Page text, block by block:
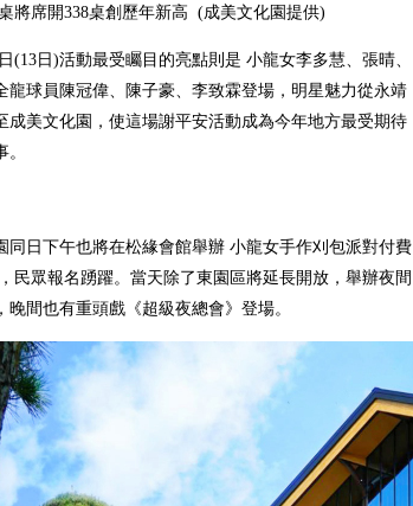
將席開338桌創歷年新高 (成美文化園提供)
(13日)活動最受矚目的亮點則是 小龍女李多慧、張晴、
龍球員陳冠偉、陳子豪、李致霖登場，明星魅力從永靖
成美文化園，使這場謝平安活動成為今年地方最受期待
同日下午也將在松緣會館舉辦 小龍女手作刈包派對付費
民眾報名踴躍。當天除了東園區將延長開放，舉辦夜間
晚間也有重頭戲《超級夜總會》登場。